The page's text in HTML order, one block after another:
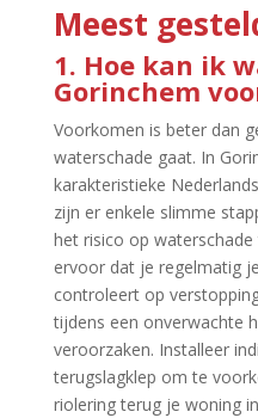
Meest
1.​ Hoe kan ik
Gorinchem
Voorkomen is beter dan
waterschade gaat.​ In
karakteristieke
zijn er enkele slimme
het risico op
ervoor dat je regelmatig
controleert op
tijdens een onverwachte
veroorzaken.​ Installeer
terugslagklep om te
riolering terug je woning